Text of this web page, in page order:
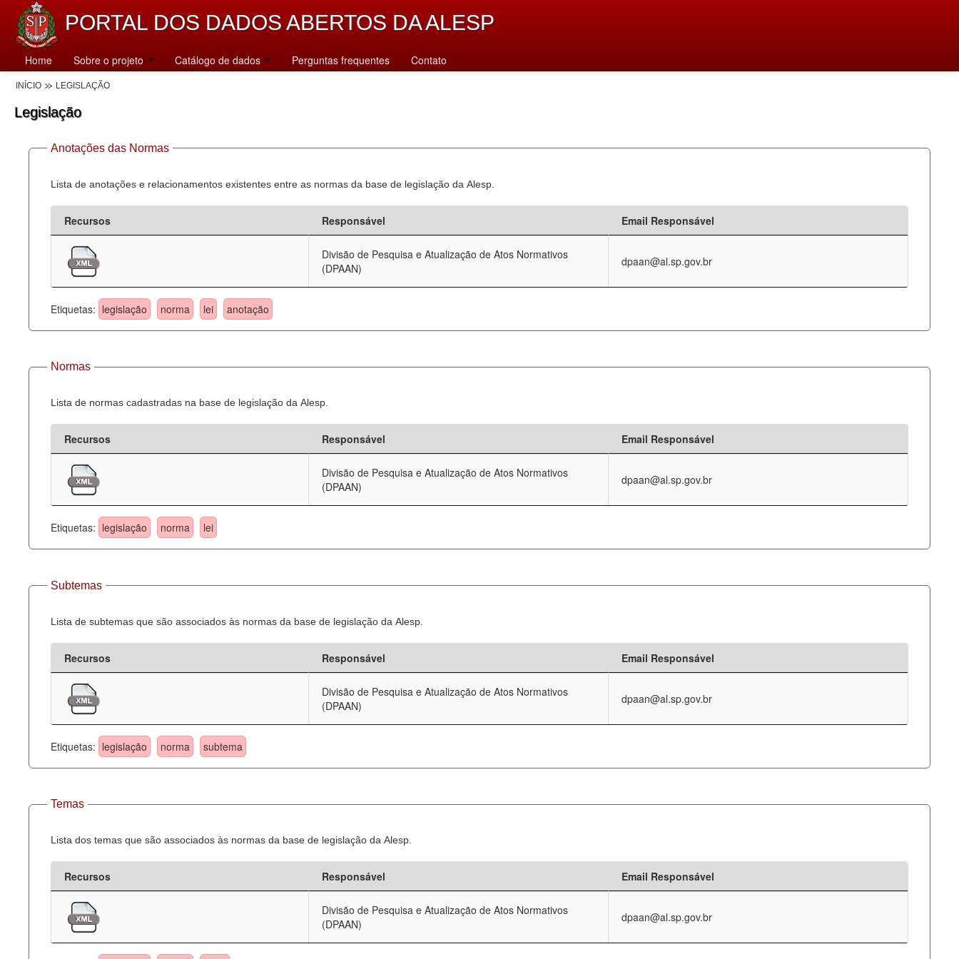
PORTAL DOS DADOS ABERTOS DA ALESP
Home Sobre o projeto Catálogo de dados Perguntas frequentes Contato
INÍCIO LEGISLAÇÃO
Legislação
Anotações das Normas
Lista de anotações e relacionamentos existentes entre as normas da base de legislação da Alesp.
Recursos Responsável Email Responsável
Divisão de Pesquisa e Atualização de Atos Normativos
(DPAAN)
dpaan@al.sp.gov.br
Etiquetas: legislação norma lei anotação
Normas
Lista de normas cadastradas na base de legislação da Alesp.
Recursos Responsável Email Responsável
Divisão de Pesquisa e Atualização de Atos Normativos
(DPAAN)
dpaan@al.sp.gov.br
Etiquetas: legislação norma lei
Subtemas
Lista de subtemas que são associados às normas da base de legislação da Alesp.
Recursos Responsável Email Responsável
Divisão de Pesquisa e Atualização de Atos Normativos
(DPAAN)
dpaan@al.sp.gov.br
Etiquetas: legislação norma subtema
Temas
Lista dos temas que são associados às normas da base de legislação da Alesp.
Recursos Responsável Email Responsável
Divisão de Pesquisa e Atualização de Atos Normativos
(DPAAN)
dpaan@al.sp.gov.br